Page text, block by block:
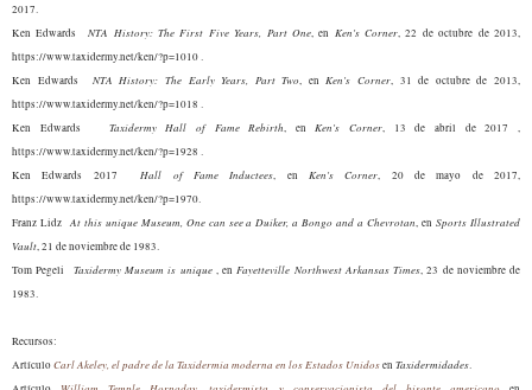
2017.
Ken EdwardsNTA History: The First Five Years, Part One, en Ken's Corner, 22 de octubre de 2013,
https://www.taxidermy.net/ken/?p=1010 .
Ken Edwards NTA History: The Early Years, Part Two, enKen's Corner, 31 de octubre de 2013,
https://www.taxidermy.net/ken/?p=1018 .
Ken Edwards Taxidermy Hall of Fame Rebirth, enKen's Corner, 13 de abril de 2017 ,
https://www.taxidermy.net/ken/?p=1928 .
Ken Edwards 2017Hall of Fame Inductees, enKen's Corner, 20 de mayo de 2017,
https://www.taxidermy.net/ken/?p=1970.
Franz LidzAt this unique Museum, One can see a Duiker, a Bongo and a Chevrotan, enSports Illustrated
Vault, 21 de noviembre de 1983.
Tom Pegeli Taxidermy Museum is unique, enFayetteville Northwest Arkansas Times, 23 de noviembre de
1983.
Recursos:
ArtículoCarl Akeley, el padre de la Taxidermia moderna en los Estados Unidosen Taxidermidades.
William Temple Hornaday, taxidermista y conservacionista del bisonte americano